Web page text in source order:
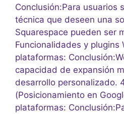
Conclusión:Para usuarios
técnica que deseen una
Squarespace pueden ser
Funcionalidades y plugins
plataformas:
capacidad de expansión
desarrollo personalizado.
(Posicionamiento en
plataformas: